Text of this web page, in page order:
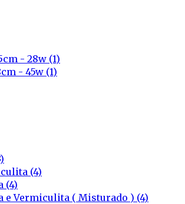
- 28w (1)
- 45w (1)
(4)
(4)
e Vermiculita ( Misturado ) (4)